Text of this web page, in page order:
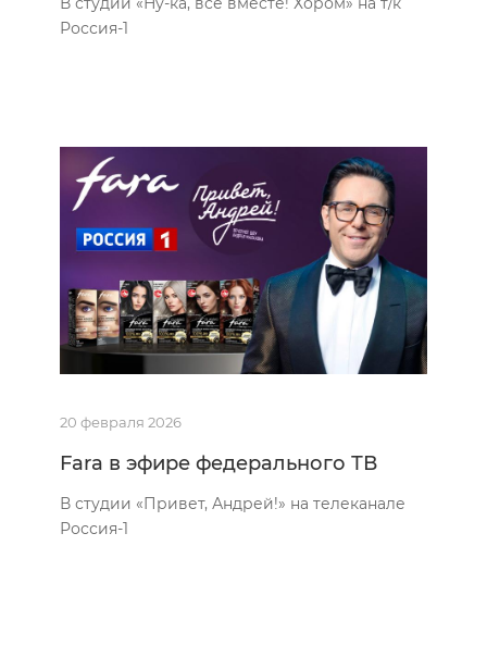
Россия-1
20 февраля 2026
Fara в эфире федерального ТВ
В студии «Привет, Андрей!» на телеканале
Россия-1